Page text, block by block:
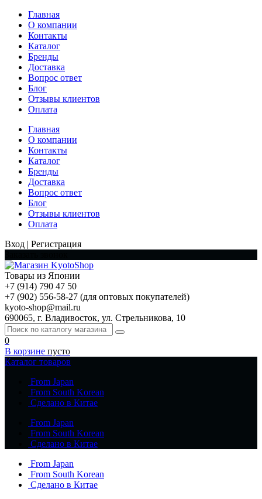
Главная
О компании
Контакты
Каталог
Бренды
Доставка
Вопрос ответ
Блог
Отзывы клиентов
Оплата
Главная
О компании
Контакты
Каталог
Бренды
Доставка
Вопрос ответ
Блог
Отзывы клиентов
Оплата
Вход | Регистрация
Товары из Японии
+7 (914) 790 47 50
+7 (902) 556-58-27 (для оптовых покупателей)
kyoto-shop@mail.ru
690065, г. Владивосток, ул. Стрельникова, 10
0
В корзине пусто
Каталог товаров
From Japan
From South Korean
Сделано в Китае
From Japan
From South Korean
Сделано в Китае
From Japan
From South Korean
Сделано в Китае